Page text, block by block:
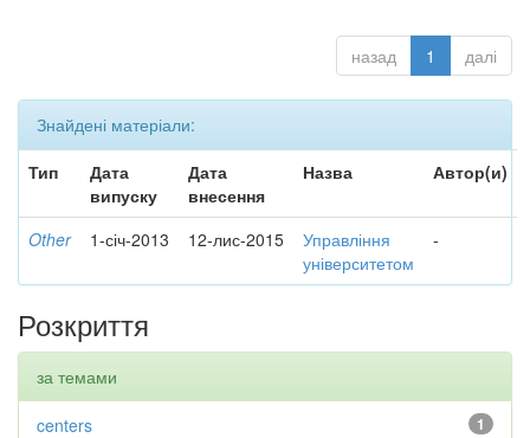
назад 1 далі
Знайдені матеріали:
Тип
Дата
випуску
Дата
внесення
Назва Автор(и)
Other 1-січ-2013 12-лис-2015
Управління
університетом
-
Розкриття
за темами
1
centers